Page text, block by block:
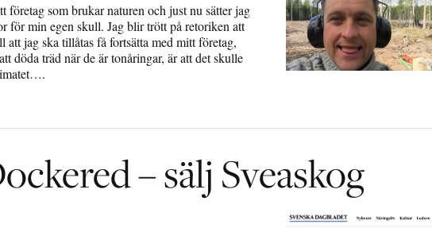
företag som brukar naturen och just nu sätter jag
för min egen skull. Jag blir trött på retoriken att
att jag ska tillåtas få fortsätta med mitt företag,
döda träd när de är tonåringar, är att det skulle
– sälj Sveaskog